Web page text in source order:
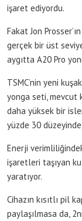
işaret ediyordu.
Fakat Jon
gerçek bir üst
aygıtta A20 Pro
TSMC’nin yeni
yonga seti, mevcut
daha yüksek bir
yüzde 30 düzeyinde
Enerji
işaretleri taşıyan
yaratıyor.
Cihazın kısıtlı pil
paylaşılmasa da,